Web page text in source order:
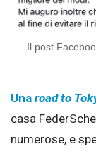
Il post
Una road to
casa
numerose, e